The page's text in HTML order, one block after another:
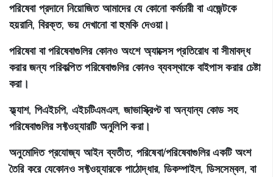
পরিষেবা প্রদানে নিয়োজিত আমাদের যে কোনো কর্মচারী বা এজেন্টকে
হয়রানি, বিরক্ত, ভয় দেখানো বা হুমকি দেওয়া।
পরিষেবা বা পরিষেবাগুলির কোনও অংশে অ্যাক্সেস প্রতিরোধ বা সীমাবদ্ধ
করার জন্য পরিকল্পিত পরিষেবাগুলির কোনও ব্যবস্থাকে বাইপাস করার চেষ্টা
করা।
ফ্ল্যাশ, পিএইচপি, এইচটিএমএল, জাভাস্ক্রিপ্ট বা অন্যান্য কোড সহ
পরিষেবাগুলির সফ্টওয়্যারটি অনুলিপি করা।
অনুমোদিত প্রযোজ্য আইন ব্যতীত, পরিষেবা/পরিষেবাগুলির একটি অংশ
তৈরি করে যেকোনও সফ্টওয়্যারকে পাঠোদ্ধার, ডিকম্পাইল, ডিসসেম্বল, বা